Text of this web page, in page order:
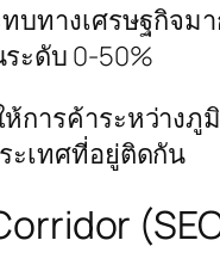
บทางเศรษฐกิจ
ะดับ 0-50%
การค้าระหว่าง
ะเทศที่อยู่ติดกัน